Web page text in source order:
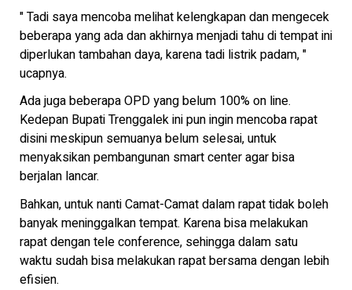
" Tadi saya mencoba melihat kelengkapan dan mengecek
beberapa yang ada dan akhirnya menjadi tahu di tempat ini
diperlukan tambahan daya, karena tadi listrik padam, "
ucapnya.
Ada juga beberapa OPD yang belum 100% on line.
Kedepan Bupati Trenggalek ini pun ingin mencoba rapat
disini meskipun semuanya belum selesai, untuk
menyaksikan pembangunan smart center agar bisa
berjalan lancar.
Bahkan, untuk nanti Camat-Camat dalam rapat tidak boleh
banyak meninggalkan tempat. Karena bisa melakukan
rapat dengan tele conference, sehingga dalam satu
waktu sudah bisa melakukan rapat bersama dengan lebih
efisien.